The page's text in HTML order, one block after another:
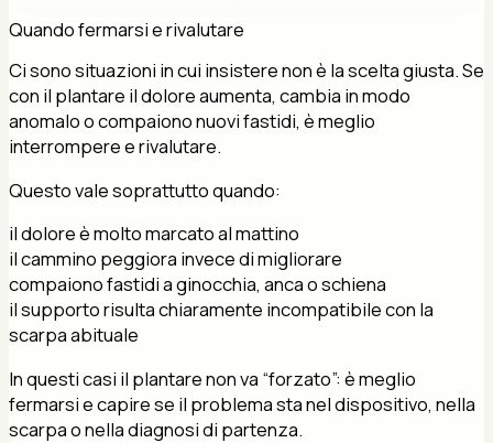
Quando fermarsi e rivalutare
Ci sono situazioni in cui insistere non è la scelta giusta. Se
con il plantare il dolore aumenta, cambia in modo
anomalo o compaiono nuovi fastidi, è meglio
interrompere e rivalutare.
Questo vale soprattutto quando:
il dolore è molto marcato al mattino
il cammino peggiora invece di migliorare
compaiono fastidi a ginocchia, anca o schiena
il supporto risulta chiaramente incompatibile con la
scarpa abituale
In questi casi il plantare non va “forzato”: è meglio
fermarsi e capire se il problema sta nel dispositivo, nella
scarpa o nella diagnosi di partenza.